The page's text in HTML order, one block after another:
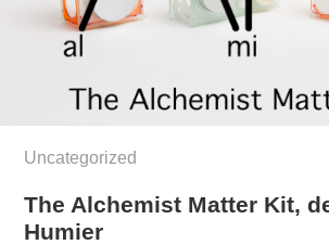
Uncategorized
The Alchemist Matter Kit,
Humier